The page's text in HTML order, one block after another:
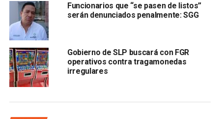
Torres Sánchez destacó que preservar la flora, fauna, ríos
y ecosistemas de la Huasteca Potosina es prioridad, y
que el estado no permitirá proyectos que pongan en
Funcionarios que “se pasen de listos”
serán denunciados penalmente: SGG
Gobierno de SLP buscará con FGR
operativos contra tragamonedas
irregulares